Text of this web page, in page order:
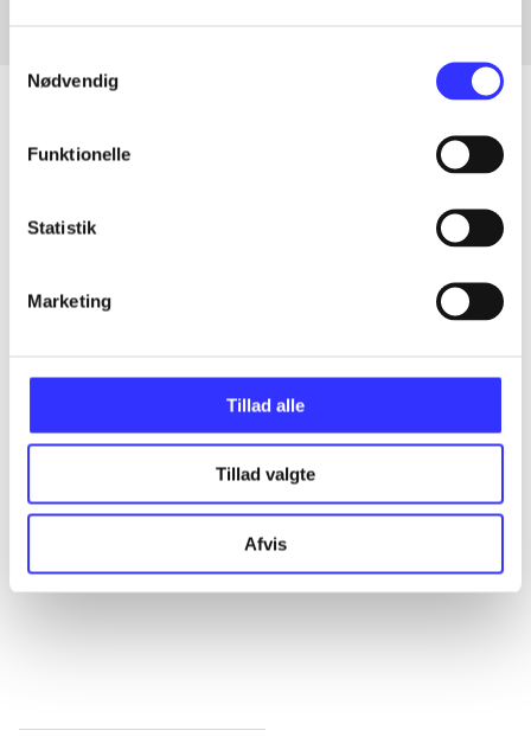
Nødvendig
Funktionelle
Statistik
Marketing
Tillad alle
Tillad valgte
Afvis
...
...